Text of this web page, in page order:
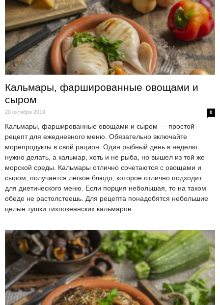
Кальмары, фаршированные овощами и
сыром
20 октября 2019 0
Кальмары, фаршированные овощами и сыром — простой
рецепт для ежедневного меню. Обязательно включайте
морепродукты в свой рацион. Один рыбный день в неделю
нужно делать, а кальмар, хоть и не рыба, но вышел из той же
морской среды. Кальмары отлично сочетаются с овощами и
сыром, получается лёгкое блюдо, которое отлично подходит
для диетического меню. Если порция небольшая, то на таком
обеде не растолстеешь. Для рецепта понадобятся небольшие
целые тушки тихоокеанских кальмаров.